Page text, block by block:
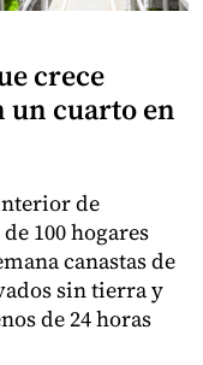
crece
un cuarto en
de
100 hogares
canastas de
sin tierra y
de 24 horas